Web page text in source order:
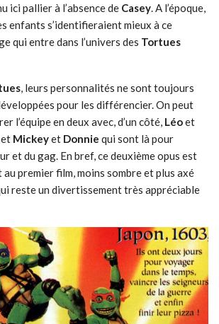
ici pallier à l’absence de Casey. A l’époque,
enfants s’identifieraient mieux à ce
qui entre dans l’univers des Tortues
, leurs personnalités ne sont toujours
pour les différencier. On peut
l’équipe en deux avec, d’un côté, Léoet
et Mickeyet Donnie qui sont là pour
et du gag. En bref, ce deuxième opus est
au premier film, moins sombre et plus axé
reste un divertissement très appréciable